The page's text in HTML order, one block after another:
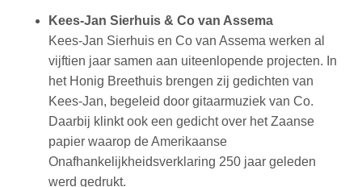
Kees-Jan Sierhuis & Co van Assema
Kees-Jan Sierhuis en Co van Assema werken al
vijftien jaar samen aan uiteenlopende projecten. In
het Honig Breethuis brengen zij gedichten van
Kees-Jan, begeleid door gitaarmuziek van Co.
Daarbij klinkt ook een gedicht over het Zaanse
papier waarop de Amerikaanse
Onafhankelijkheidsverklaring 250 jaar geleden
werd gedrukt.